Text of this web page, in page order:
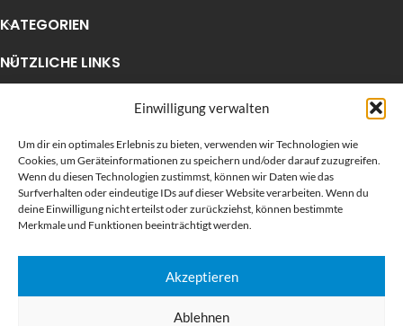
Einwilligung verwalten
Um dir ein optimales Erlebnis zu bieten, verwenden wir Technologien wie
Cookies, um Geräteinformationen zu speichern und/oder darauf zuzugreifen.
Wenn du diesen Technologien zustimmst, können wir Daten wie das
Surfverhalten oder eindeutige IDs auf dieser Website verarbeiten. Wenn du
deine Einwilligung nicht erteilst oder zurückziehst, können bestimmte
Merkmale und Funktionen beeinträchtigt werden.
Akzeptieren
Ablehnen
KATEGORIEN
NÜTZLICHE LINKS
BEWERTEN SIE UNS AUF GOOGLE